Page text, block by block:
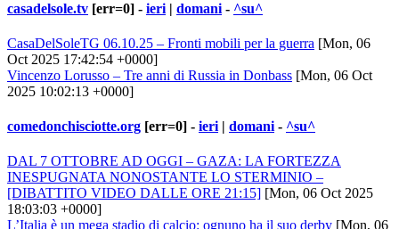
casadelsole.tv [err=0] - ieri | domani - ^su^
CasaDelSoleTG 06.10.25 – Fronti mobili per la guerra [Mon, 06
Oct 2025 17:42:54 +0000]
Vincenzo Lorusso – Tre anni di Russia in Donbass [Mon, 06 Oct
2025 10:02:13 +0000]
comedonchisciotte.org [err=0] - ieri | domani - ^su^
DAL 7 OTTOBRE AD OGGI – GAZA: LA FORTEZZA
INESPUGNATA NONOSTANTE LO STERMINIO –
[DIBATTITO VIDEO DALLE ORE 21:15] [Mon, 06 Oct 2025
18:03:03 +0000]
L’Italia è un mega stadio di calcio: ognuno ha il suo derby [Mon, 06